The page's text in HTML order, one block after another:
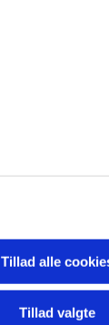
Tillad alle
Tillad valgte
ARBEJDE